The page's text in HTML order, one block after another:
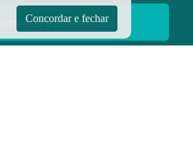
Premiado
Concordar e fechar